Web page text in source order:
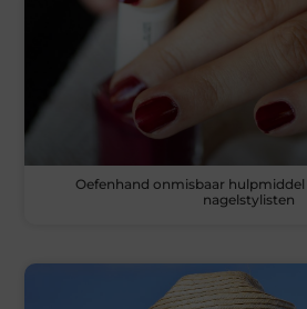
Oefenhand onmisbaar
nagelstylisten